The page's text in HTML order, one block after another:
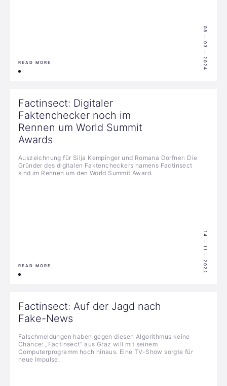
READ MORE 08 — 03 — 2024
Factinsect: Digitaler
Faktenchecker noch im
Rennen um World Summit
Awards
Auszeichnung für Silja Kempinger und Romana Dorfner: Die
Gründer des digitalen Faktencheckers namens Factinsect
sind im Rennen um den World Summit Award.
READ MORE 14 — 11 — 2022
Factinsect: Auf der Jagd nach
Fake-News
Falschmeldungen haben gegen diesen Algorithmus keine
Chance: „Factinsect“ aus Graz will mit seinem
Computerprogramm hoch hinaus. Eine TV-Show sorgte für
neue Impulse.